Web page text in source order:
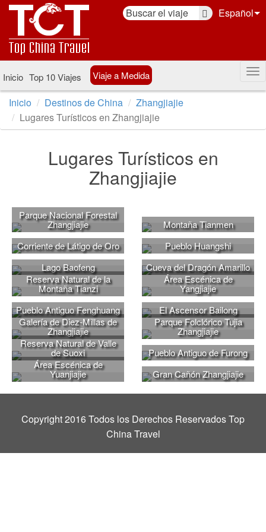
Español
Inicio Top 10 Viajes Viaje a Medida
Inicio Destinos de China
Zhangjiajie
Lugares Turísticos en Zhangjiajie
Lugares Turísticos en
Zhangjiajie
Parque Nacional Forestal
Zhangjiajie
Montaña Tianmen
Corriente de Látigo de Oro
Pueblo Huangshi
Lago Baofeng
Cueva del Dragón Amarillo
Reserva Natural de la
Montaña Tianzi
Área Escénica de
Yangjiajie
Pueblo Antiguo Fenghuang
El Ascensor Bailong
Galería de Diez-Millas de
Zhangjiajie
Parque Folclórico Tujia
Zhangjiajie
Reserva Natural de Valle
de Suoxi
Pueblo Antiguo de Furong
Área Escénica de
Yuanjiajie Gran Cañón Zhangjiajie
Copyright 2016 Todos los Derechos Reservados Top
China Travel